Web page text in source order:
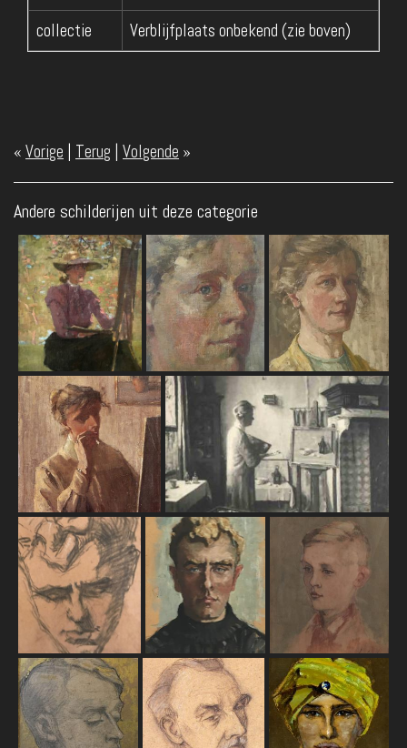
collectie
Verblijfplaats onbekend (zie boven)
« Vorige | Terug | Volgende »
Andere schilderijen uit deze categorie